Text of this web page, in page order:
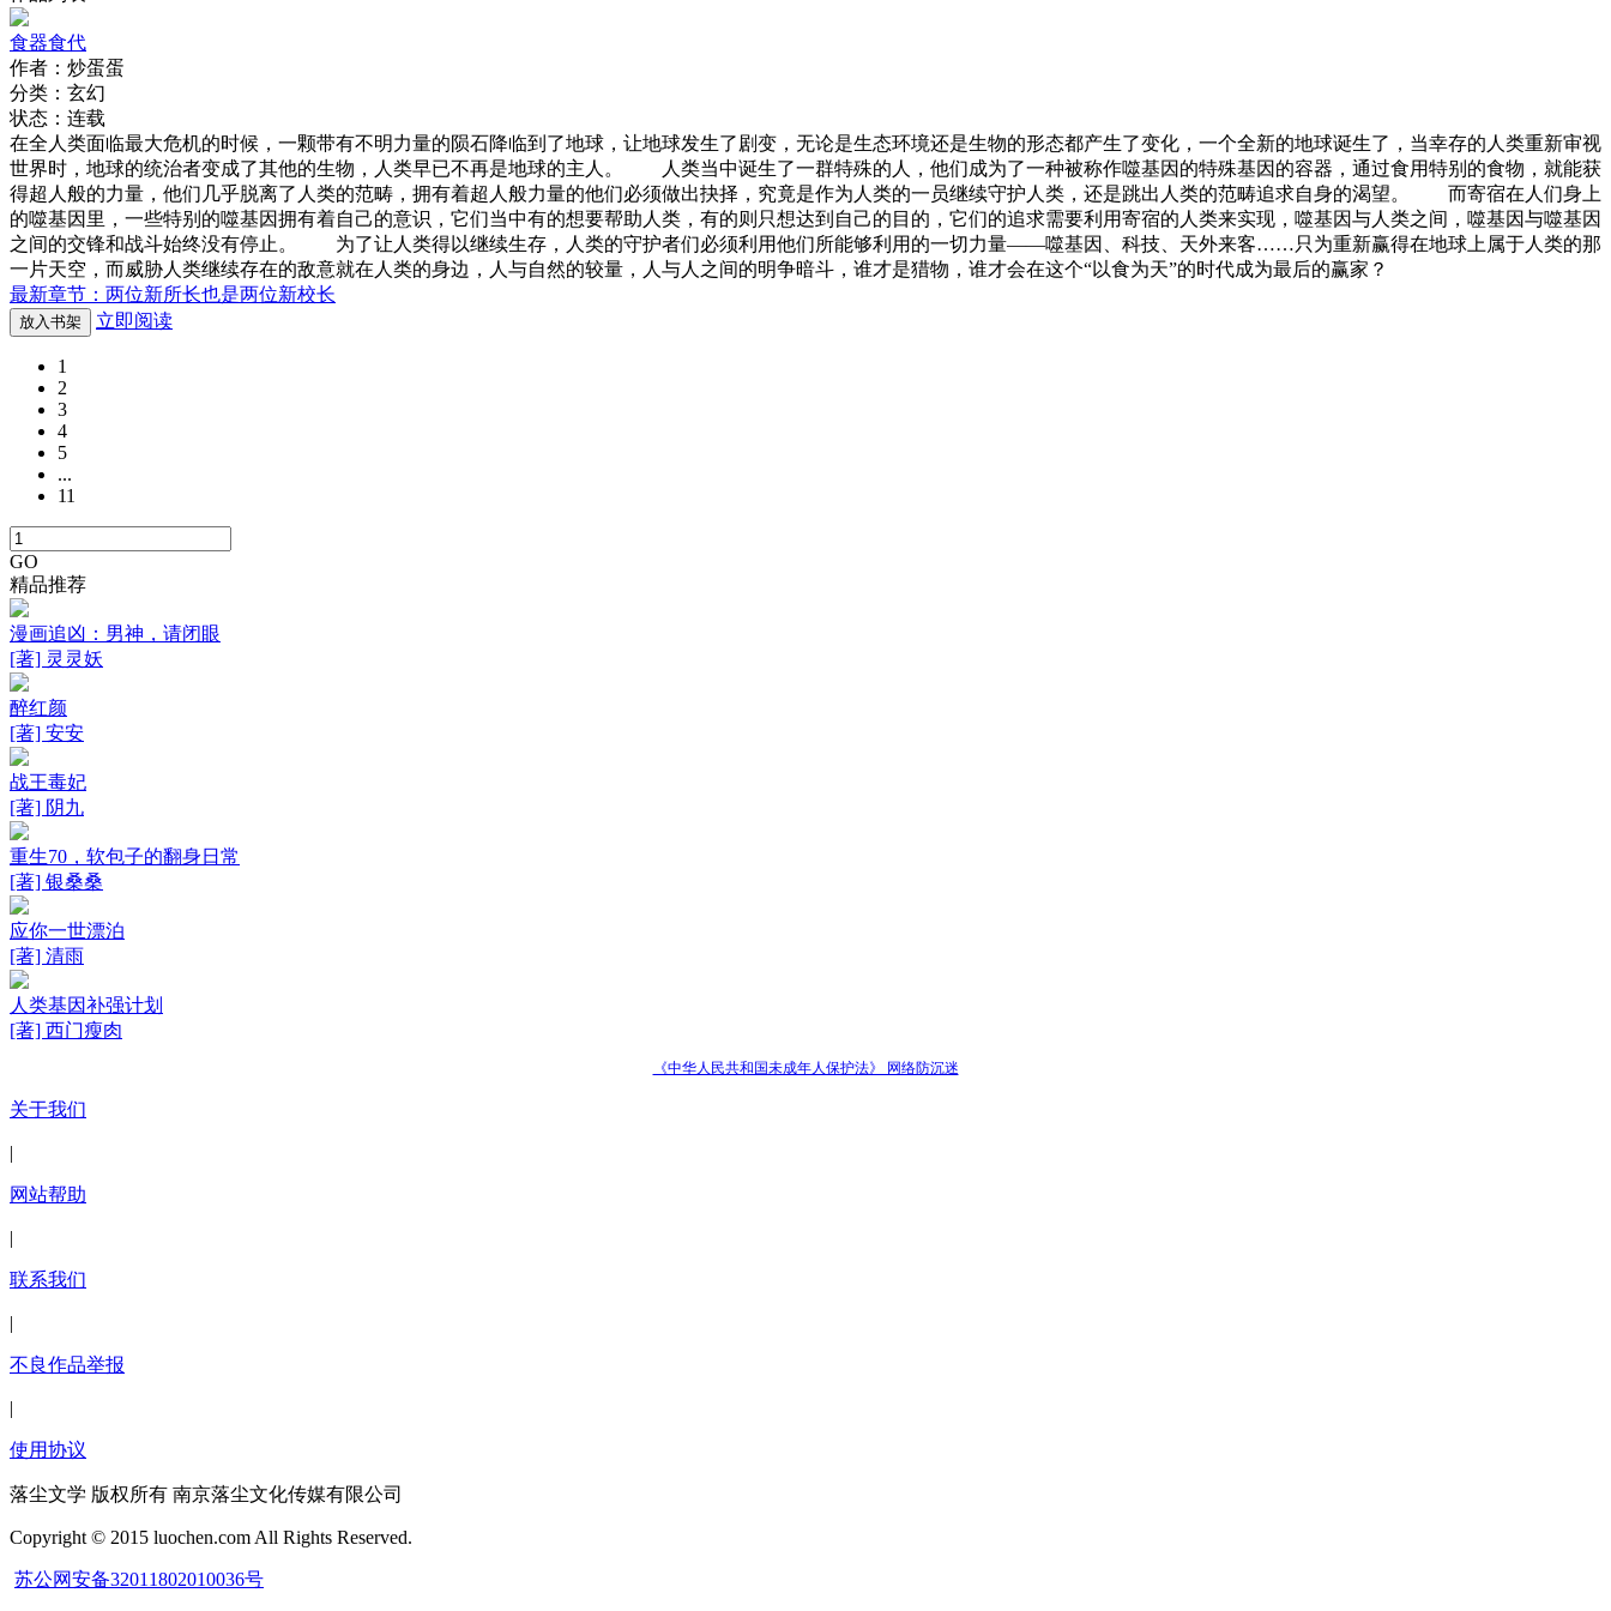
食器食代
作者：炒蛋蛋
分类：玄幻
状态：连载
在全人类面临最大危机的时候，一颗带有不明力量的陨石降临到了地球，让地球发生了剧变，无论是生态环境还是生物的形态都产生了变化，一个全新的地球诞生了，当幸存的人类重新审视
世界时，地球的统治者变成了其他的生物，人类早已不再是地球的主人。 人类当中诞生了一群特殊的人，他们成为了一种被称作噬基因的特殊基因的容器，通过食用特别的食物，就能获
得超人般的力量，他们几乎脱离了人类的范畴，拥有着超人般力量的他们必须做出抉择，究竟是作为人类的一员继续守护人类，还是跳出人类的范畴追求自身的渴望。 而寄宿在人们身上
的噬基因里，一些特别的噬基因拥有着自己的意识，它们当中有的想要帮助人类，有的则只想达到自己的目的，它们的追求需要利用寄宿的人类来实现，噬基因与人类之间，噬基因与噬基因
之间的交锋和战斗始终没有停止。 为了让人类得以继续生存，人类的守护者们必须利用他们所能够利用的一切力量——噬基因、科技、天外来客……只为重新赢得在地球上属于人类的那
一片天空，而威胁人类继续存在的敌意就在人类的身边，人与自然的较量，人与人之间的明争暗斗，谁才是猎物，谁才会在这个“以食为天”的时代成为最后的赢家？
最新章节：两位新所长也是两位新校长
放入书架 立即阅读
1
2
3
4
5
...
11
GO
精品推荐
漫画追凶：男神，请闭眼
[著] 灵灵妖
醉红颜
[著] 安安
战王毒妃
[著] 阴九
重生70，软包子的翻身日常
[著] 银桑桑
应你一世漂泊
[著] 清雨
人类基因补强计划
[著] 西门瘦肉
《中华人民共和国未成年人保护法》 网络防沉迷
关于我们
|
网站帮助
|
联系我们
|
不良作品举报
|
使用协议
落尘文学 版权所有 南京落尘文化传媒有限公司
Copyright © 2015 luochen.com All Rights Reserved.
苏公网安备32011802010036号